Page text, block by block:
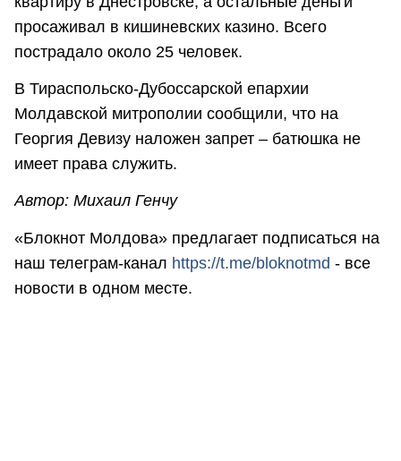
просаживал в кишиневских казино. Всего
пострадало около 25 человек.
В Тираспольско-Дубоссарской епархии
Молдавской митрополии сообщили, что на
Георгия Девизу наложен запрет – батюшка не
имеет права служить.
Автор: Михаил Генчу
«Блокнот Молдова» предлагает подписаться на
наш телеграм-канал https://t.me/bloknotmd - все
новости в одном месте.